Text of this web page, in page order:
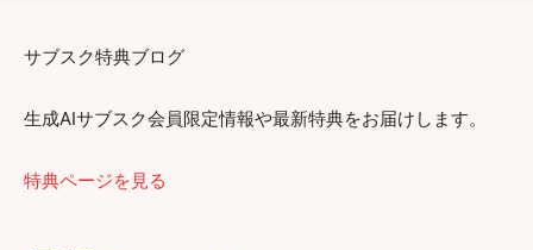
サブスク特典ブログ
生成AIサブスク会員限定情報や最新特典をお届けします。
特典ページを見る